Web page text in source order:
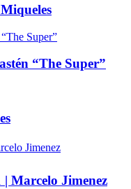
“The Super”
Marcelo Jimenez